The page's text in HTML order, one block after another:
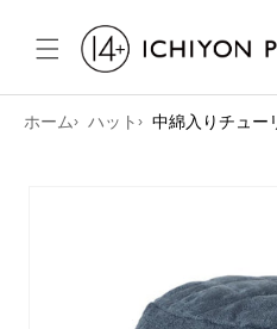
コンテンツ
に進む
ホーム ハット 中綿入りチュー